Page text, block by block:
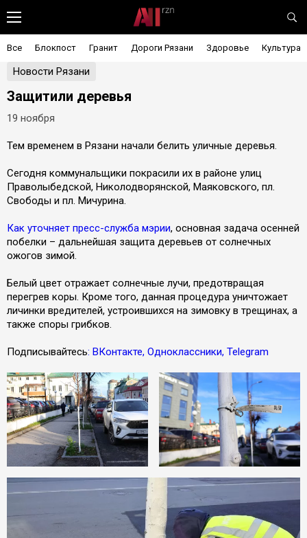
Все Блокпост Гранит Дороги Рязани Здоровье Культура
Новости Рязани
Защитили деревья
19 ноября
Тем временем в Рязани начали белить уличные деревья.
Сегодня коммунальщики покрасили их в районе улиц
Праволыбедской, Николодворянской, Маяковского, пл.
Свободы и пл. Мичурина.
Как уточняет пресс-служба мэрии, основная задача осенней
побелки – дальнейшая защита деревьев от солнечных
ожогов зимой.
Белый цвет отражает солнечные лучи, предотвращая
перегрев коры. Кроме того, данная процедура уничтожает
личинки вредителей, устроившихся на зимовку в трещинах, а
также споры грибков.
Подписывайтесь: ВКонтакте, Одноклассники, Telegram